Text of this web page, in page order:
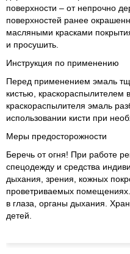
поверхности – от непрочно
поверхностей ранее
масляными красками
и просушить.
Инструкция по применению
Перед применением эмаль
кистью, краскораспылителем
краскораспылителя эмаль
использовании кисти при
Меры предосторожности
Беречь от огня! При работе
спецодежду и средства
дыхания, зрения, кожных
проветриваемых
в глаза, органы дыхания.
детей.